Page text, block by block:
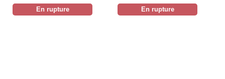
En rupture
En rupture